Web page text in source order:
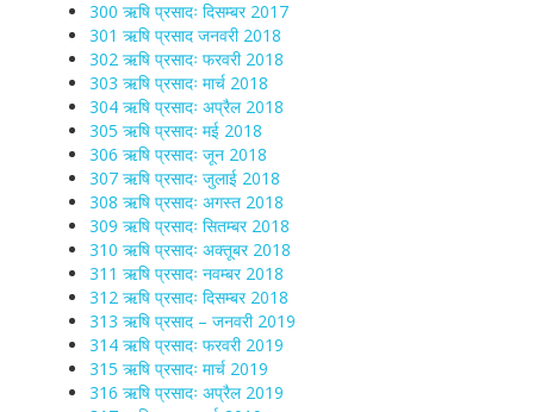
300 ऋषि प्रसादः दिसम्बर 2017
301 ऋषि प्रसाद जनवरी 2018
302 ऋषि प्रसादः फरवरी 2018
303 ऋषि प्रसादः मार्च 2018
304 ऋषि प्रसादः अप्रैल 2018
305 ऋषि प्रसादः मई 2018
306 ऋषि प्रसादः जून 2018
307 ऋषि प्रसादः जुलाई 2018
308 ऋषि प्रसादः अगस्त 2018
309 ऋषि प्रसादः सितम्बर 2018
310 ऋषि प्रसादः अक्तूबर 2018
311 ऋषि प्रसादः नवम्बर 2018
312 ऋषि प्रसादः दिसम्बर 2018
313 ऋषि प्रसाद – जनवरी 2019
314 ऋषि प्रसादः फरवरी 2019
315 ऋषि प्रसादः मार्च 2019
316 ऋषि प्रसादः अप्रैल 2019